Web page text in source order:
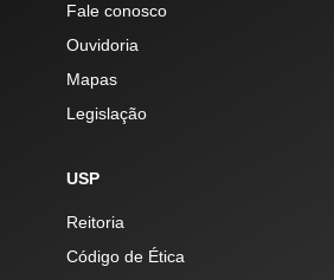
Fale conosco
Ouvidoria
Mapas
Legislação
USP
Reitoria
Código de Ética